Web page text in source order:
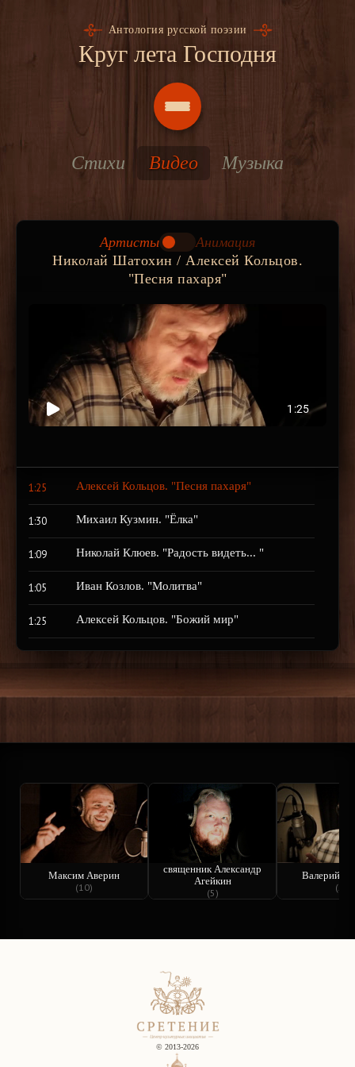
Антология русской поэзии
Круг лета Господня
Стихи Видео Музыка
Николай Шатохин / Алексей Кольцов.
"Песня пахаря"
Артисты Анимация
1:25 Алексей Кольцов. "Песня пахаря"
1:30 Михаил Кузмин. "Ёлка"
1:09 Николай Клюев. "Радость видеть... "
1:05 Иван Козлов. "Молитва"
1:25 Алексей Кольцов. "Божий мир"
Максим Аверин
(10)
священник Александр
Агейкин
(5)
Валерий
(5)
© 2013-2026